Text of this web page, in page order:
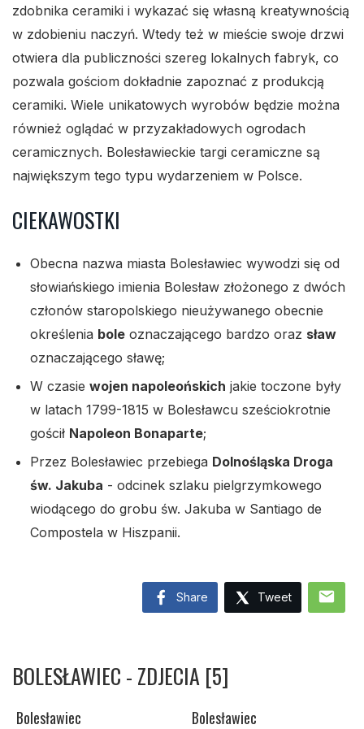
zdobnika ceramiki i wykazać się własną kreatywnością
w zdobieniu naczyń. Wtedy też w mieście swoje drzwi
otwiera dla publiczności szereg lokalnych fabryk, co
pozwala gościom dokładnie zapoznać z produkcją
ceramiki. Wiele unikatowych wyrobów będzie można
również oglądać w przyzakładowych ogrodach
ceramicznych. Bolesławieckie targi ceramiczne są
największym tego typu wydarzeniem w Polsce.
CIEKAWOSTKI
Obecna nazwa miasta Bolesławiec wywodzi się od
słowiańskiego imienia Bolesław złożonego z dwóch
członów staropolskiego nieużywanego obecnie
określenia bole oznaczającego bardzo oraz sław
oznaczającego sławę;
W czasie wojen napoleońskich jakie toczone były
w latach 1799-1815 w Bolesławcu sześciokrotnie
gościł Napoleon Bonaparte;
Przez Bolesławiec przebiega Dolnośląska Droga
św. Jakuba - odcinek szlaku pielgrzymkowego
wiodącego do grobu św. Jakuba w Santiago de
Compostela w Hiszpanii.
Share Tweet mail
BOLESŁAWIEC - ZDJECIA [5]
Bolesławiec Bolesławiec